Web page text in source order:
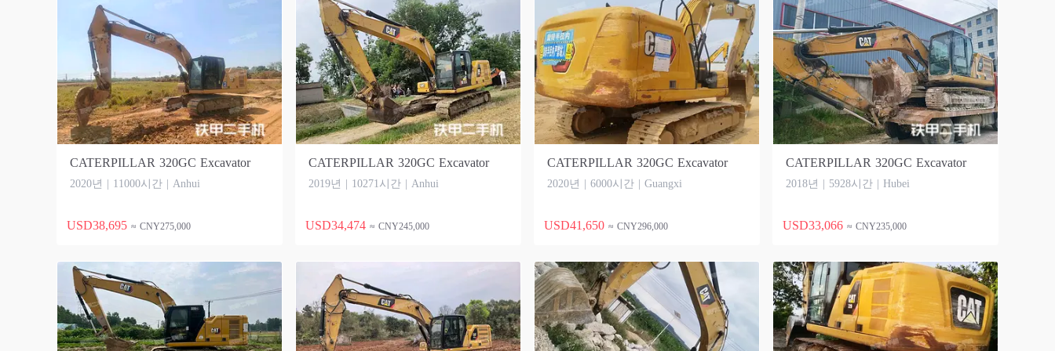
CATERPILLAR 320GC Excavator
2020년 | 11000시간 | Anhui
USD38,695 ≈ CNY275,000
CATERPILLAR 320GC Excavator
2019년 | 10271시간 | Anhui
USD34,474 ≈ CNY245,000
CATERPILLAR 320GC Excavator
2020년 | 6000시간 | Guangxi
USD41,650 ≈ CNY296,000
CATERPILLAR 320GC Excavator
2018년 | 5928시간 | Hubei
USD33,066 ≈ CNY235,000